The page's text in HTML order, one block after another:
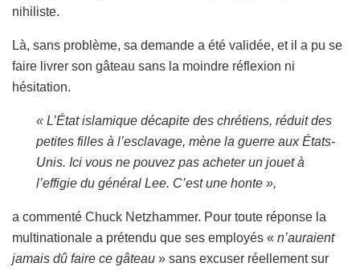
nihiliste.
Là, sans problème, sa demande a été validée, et il a pu se
faire livrer son gâteau sans la moindre réflexion ni
hésitation.
« L’État islamique décapite des chrétiens, réduit des
petites filles à l’esclavage, mène la guerre aux États-
Unis. Ici vous ne pouvez pas acheter un jouet à
l’effigie du général Lee. C’est une honte »,
a commenté Chuck Netzhammer. Pour toute réponse la
multinationale a prétendu que ses employés « n’auraient
jamais dû faire ce gâteau » sans excuser réellement sur